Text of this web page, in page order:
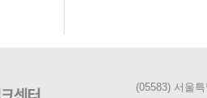
(05583) 서울